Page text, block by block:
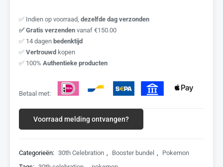
✅ Indien op voorraad, dezelfde dag verzonden
✅ Gratis verzenden vanaf €150.00
✅ 14 dagen bedenktijd
✅ Vertrouwd kopen
✅ 100% Authentieke producten
Betaal met:
Voorraad melding ontvangen?
Categorieën: 30th Celebration , Booster bundel ,
Pokemon